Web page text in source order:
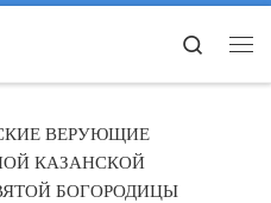
Search
ВЕРУЮЩИЕ
КАЗАНСКОЙ
БОГОРОДИЦЫ